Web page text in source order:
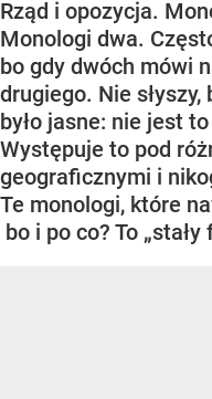
Rząd i opozycja.
Monologi dwa.
bo gdy dwóch mówi
drugiego. Nie słyszy,
było jasne: nie jest
Występuje to pod
geograficznymi i
Te monologi, które
bo i po co? To